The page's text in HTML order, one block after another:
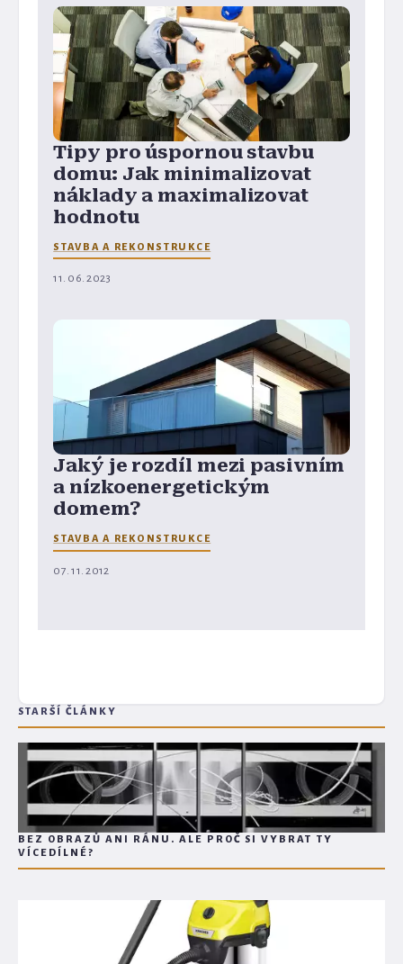
Tipy pro úspornou stavbu
domu: Jak minimalizovat
náklady a maximalizovat
hodnotu
STAVBA A REKONSTRUKCE
11. 06. 2023
Jaký je rozdíl mezi pasivním
a nízkoenergetickým
domem?
STAVBA A REKONSTRUKCE
07. 11. 2012
STARŠÍ ČLÁNKY
BEZ OBRAZŮ ANI RÁNU. ALE PROČ SI VYBRAT TY
VÍCEDÍLNÉ?